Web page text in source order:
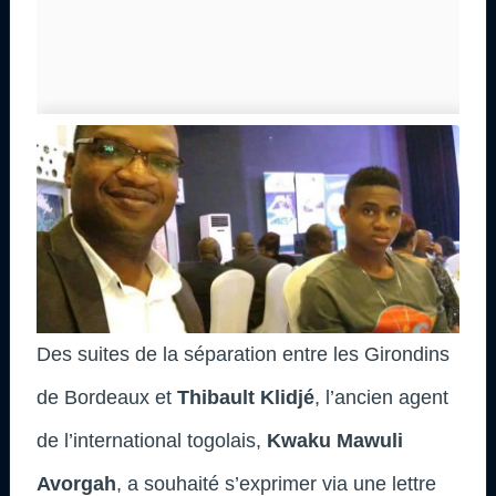
Des suites de la séparation entre les Girondins
de Bordeaux et Thibault Klidjé, l’ancien agent
de l’international togolais, Kwaku Mawuli
Avorgah, a souhaité s’exprimer via une lettre